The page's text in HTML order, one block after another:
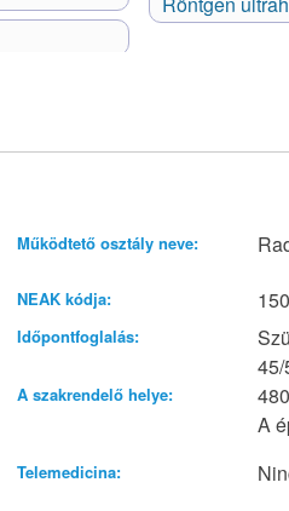
Működtető osztály neve:
NEAK kódja:
Időpontfoglalás:
A szakrendelő helye:
A
Telemedicina: